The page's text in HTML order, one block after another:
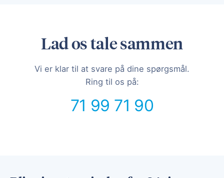
Lad os tale sammen
Vi er klar til at svare på dine spørgsmål.
Ring til os på:
71 99 71 90